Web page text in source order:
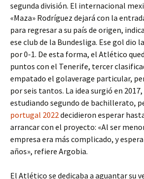
segunda división. El internacional
«Maza» Rodríguez dejará con la
para regresar a su país de origen,
ese club de la Bundesliga. Ese gol dio
por 0-1. De esta forma, el Atlético
puntos con el Tenerife, tercer
empatado el golaverage particular,
por seis tantos. La idea surgió en
estudiando segundo de bachillerato,
portugal 2022decidieron esperar
arrancar con el proyecto: «Al ser
empresa era más complicado, y
años», refiere Argobia.
El Atlético se dedicaba a aguantar su